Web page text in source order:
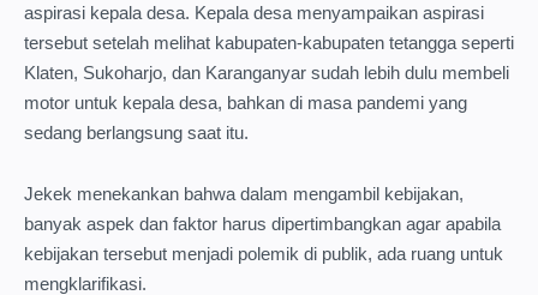
aspirasi kepala desa. Kepala desa menyampaikan aspirasi
tersebut setelah melihat kabupaten-kabupaten tetangga seperti
Klaten, Sukoharjo, dan Karanganyar sudah lebih dulu membeli
motor untuk kepala desa, bahkan di masa pandemi yang
sedang berlangsung saat itu.
Jekek menekankan bahwa dalam mengambil kebijakan,
banyak aspek dan faktor harus dipertimbangkan agar apabila
kebijakan tersebut menjadi polemik di publik, ada ruang untuk
mengklarifikasi.